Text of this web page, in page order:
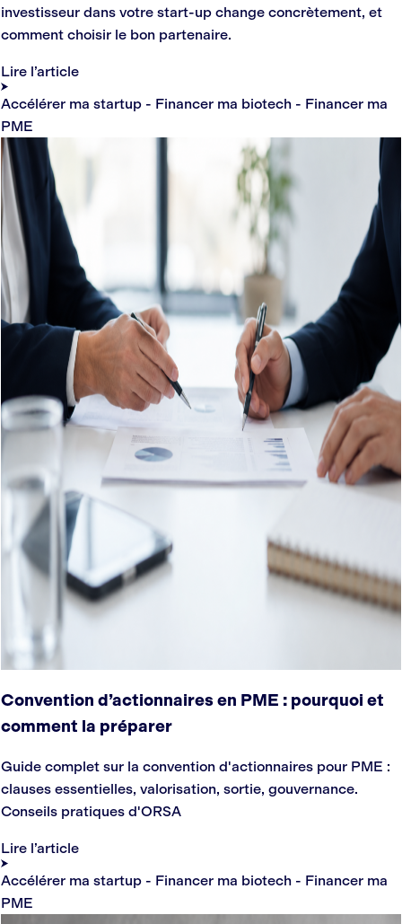
investisseur dans votre start-up change concrètement, et
comment choisir le bon partenaire.
Lire l’article
Accélérer ma startup - Financer ma biotech - Financer ma
PME
Convention d’actionnaires en PME : pourquoi et
comment la préparer
Guide complet sur la convention d'actionnaires pour PME :
clauses essentielles, valorisation, sortie, gouvernance.
Conseils pratiques d'ORSA
Lire l’article
Accélérer ma startup - Financer ma biotech - Financer ma
PME